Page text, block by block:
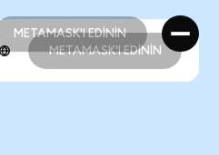
METAMASK'I EDİNİN
METAMASK'I EDİNİN
METAMASK'I EDİNİN